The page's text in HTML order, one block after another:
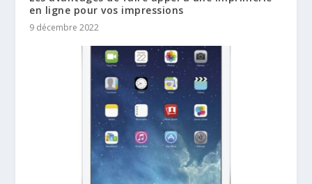
en ligne pour vos impressions
9 décembre 2022